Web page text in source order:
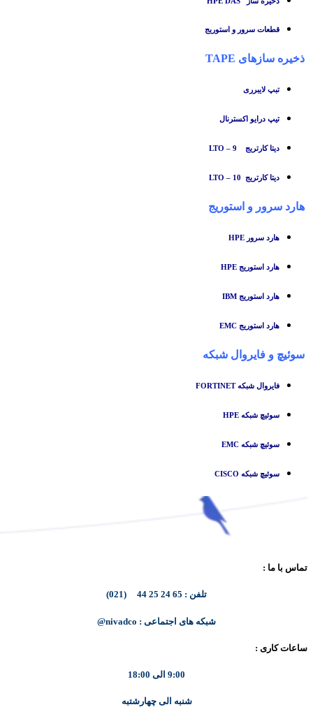
قطعات سرور و استوریج
ذخیره سازهای TAPE
تبپ لایبرری
تیپ درایو اکسترنال
دیتا کارتریج LTO – 9
دیتا کارتریج LTO – 10
هارد سرور و استوریج
هارد سرور HPE
هارد استوریج HPE
هارد استوریج IBM
هارد استوریج EMC
سوئیچ و فایروال شبکه
فایروال شبکه FORTINET
سوئیچ شبکه HPE
سوئیچ شبکه EMC
سوئیچ شبکه CISCO
تماس با ما :
تلفن : 65 24 25 44 (021)
شبکه های اجتماعی : nivadco@
ساعات کاری :
9:00 الی 18:00
شنبه الی چهارشتبه